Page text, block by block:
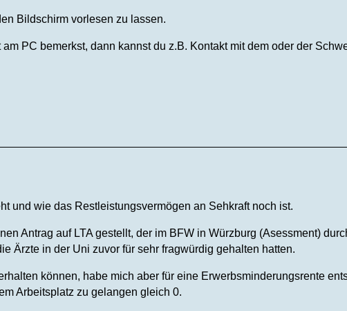
Bildschirm vorlesen zu lassen.
PC bemerkst, dann kannst du z.B. Kontakt mit dem oder der
und wie das Restleistungsvermögen an Sehkraft noch ist.
Antrag auf LTA gestellt, der im BFW in Würzburg (Asessment)
Ärzte in der Uni zuvor für sehr fragwürdig gehalten hatten.
können, habe mich aber für eine Erwerbsminderungsrente
Arbeitsplatz zu gelangen gleich 0.